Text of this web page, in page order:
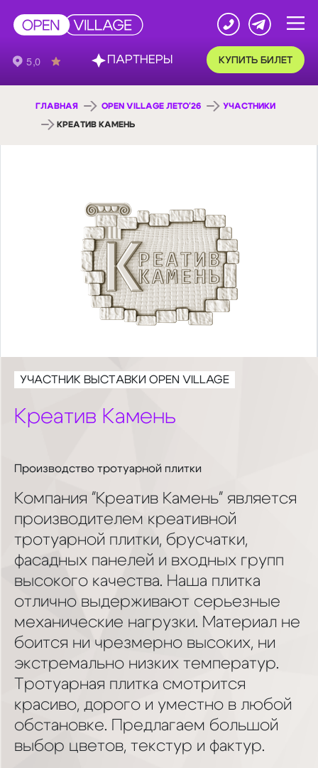
КУПИТЬ БИЛЕТ
ГЛАВНАЯ OPEN VILLAGE ЛЕТО'26 УЧАСТНИКИ
КРЕАТИВ КАМЕНЬ
УЧАСТНИК ВЫСТАВКИ OPEN VILLAGE
Креатив Камень
Производство тротуарной плитки
Компания "Креатив Камень" является
производителем креативной
тротуарной плитки, брусчатки,
фасадных панелей и входных групп
высокого качества. Наша плитка
отлично выдерживают серьезные
механические нагрузки. Материал не
боится ни чрезмерно высоких, ни
экстремально низких температур.
Тротуарная плитка смотрится
красиво, дорого и уместно в любой
обстановке. Предлагаем большой
выбор цветов, текстур и фактур.